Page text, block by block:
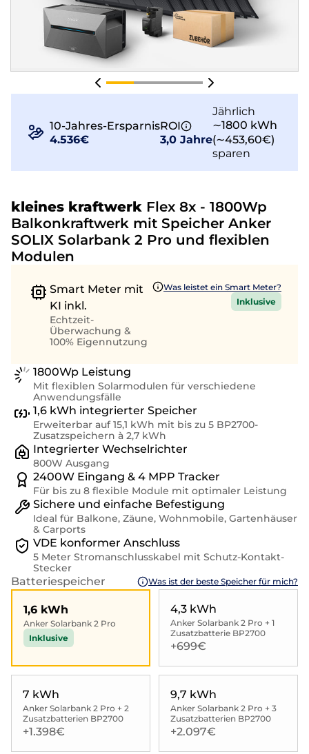
10-Jahres-Ersparnis
4.536€
ROI
3,0 Jahre
Jährlich
∼1800 kWh
(∼453,60€)
sparen
kleines kraftwerk Flex 8x - 1800Wp
Balkonkraftwerk mit Speicher Anker
SOLIX Solarbank 2 Pro und flexiblen
Modulen
Smart Meter mit
KI inkl.
Echtzeit-
Überwachung &
100% Eigennutzung
Was leistet ein Smart Meter?
Inklusive
1800Wp Leistung
Mit flexiblen Solarmodulen für verschiedene
Anwendungsfälle
1,6 kWh integrierter Speicher
Erweiterbar auf 15,1 kWh mit bis zu 5 BP2700-
Zusatzspeichern à 2,7 kWh
Integrierter Wechselrichter
800W Ausgang
2400W Eingang & 4 MPP Tracker
Für bis zu 8 flexible Module mit optimaler Leistung
Sichere und einfache Befestigung
Ideal für Balkone, Zäune, Wohnmobile, Gartenhäuser
& Carports
VDE konformer Anschluss
5 Meter Stromanschlusskabel mit Schutz-Kontakt-
Stecker
Batteriespeicher Was ist der beste Speicher für mich?
1,6 kWh
Anker Solarbank 2 Pro
Inklusive
4,3 kWh
Anker Solarbank 2 Pro + 1
Zusatzbatterie BP2700
+699€
7 kWh
Anker Solarbank 2 Pro + 2
Zusatzbatterien BP2700
+1.398€
9,7 kWh
Anker Solarbank 2 Pro + 3
Zusatzbatterien BP2700
+2.097€